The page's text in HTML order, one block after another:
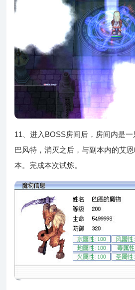
11、进入BOSS房间后，房间内是一
巴风特，消灭之后，与副本内的艾
本。完成本次试炼。